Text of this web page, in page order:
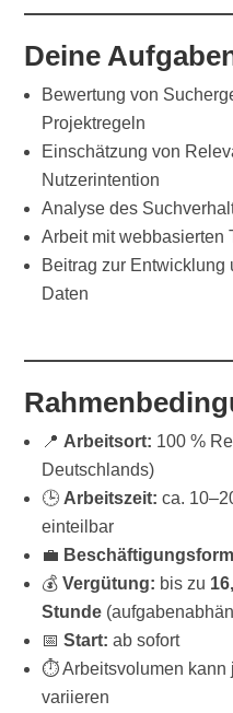
Deine
Bewertung von
Projektregeln
Einschätzung von
Nutzerintention
Analyse des
Arbeit mit webbasierten
Beitrag zur Entwicklung
Daten
📍 Arbeitsort: 100 %
Deutschlands)
🕒 Arbeitszeit: ca.
einteilbar
💼
💰Vergütung: bis zu
Stunde
📅Start: ab sofort
⏱️ Arbeitsvolumen kann
variieren